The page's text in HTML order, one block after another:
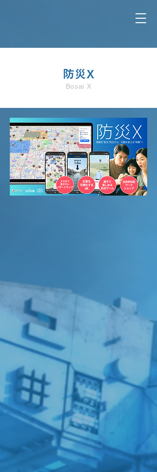
防災X
Bosai X